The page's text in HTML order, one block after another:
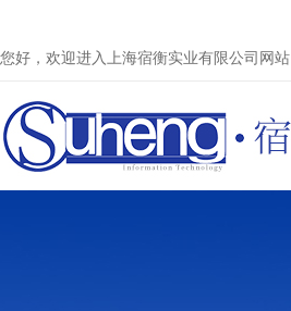
您好，欢迎进入上海宿衡实业有限公司网站